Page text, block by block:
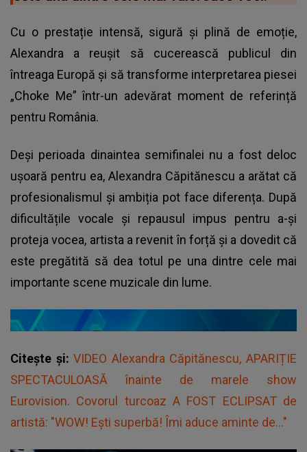
Cu o prestație intensă, sigură și plină de emoție,
Alexandra a reușit să cucerească publicul din
întreaga Europă și să transforme interpretarea piesei
„Choke Me” într-un adevărat moment de referință
pentru România.
Deși perioada dinaintea semifinalei nu a fost deloc
ușoară pentru ea, Alexandra Căpitănescu a arătat că
profesionalismul și ambiția pot face diferența. După
dificultățile vocale și repausul impus pentru a-și
proteja vocea, artista a revenit în forță și a dovedit că
este pregătită să dea totul pe una dintre cele mai
importante scene muzicale din lume.
Citește și:VIDEO Alexandra Căpitănescu, APARIȚIE
SPECTACULOASĂ înainte de marele show
Eurovision. Covorul turcoaz A FOST ECLIPSAT de
artistă: "WOW! Ești superbă! Îmi aduce aminte de..."